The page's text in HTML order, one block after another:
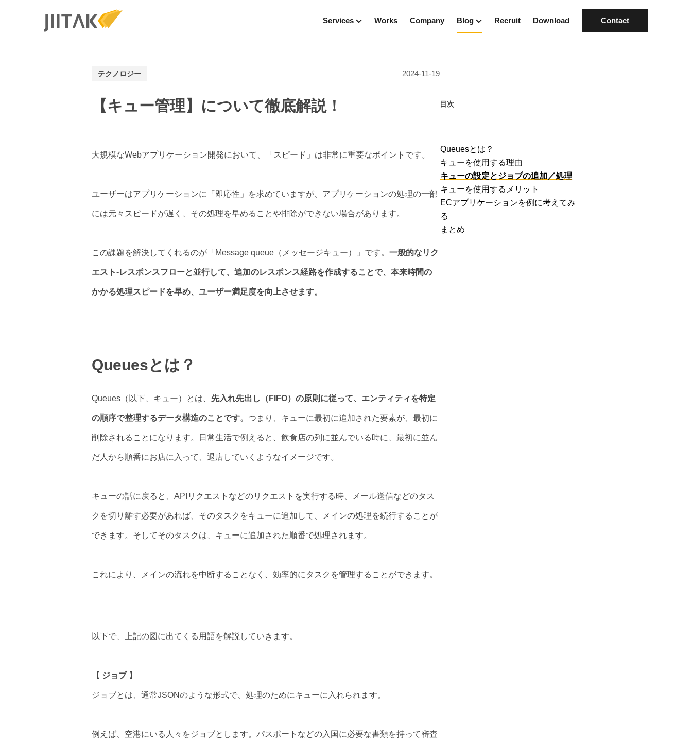
Services
PMF／グロース支援
Branch導入支援
Flutter開発
Works Company Blog
ビジネス／カルチャー
Recruit Download Contact
テクノロジー 2024-11-19
【キュー管理】について徹底解説！
大規模なWebアプリケーション開発において、「スピード」は非常に重要なポイントです。
ユーザーはアプリケーションに「即応性」を求めていますが、アプリケーションの処理の一部
には元々スピードが遅く、その処理を早めることや排除ができない場合があります。
この課題を解決してくれるのが「Message queue（メッセージキュー）」です。一般的なリク
エスト-レスポンスフローと並行して、追加のレスポンス経路を作成することで、本来時間の
かかる処理スピードを早め、ユーザー満足度を向上させます。
Queuesとは？
Queues（以下、キュー）とは、 先入れ先出し（FIFO）の原則に従って、エンティティを特定
の順序で整理するデータ構造のことです。つまり、キューに最初に追加された要素が、最初に
削除されることになります。日常生活で例えると、飲食店の列に並んでいる時に、最初に並ん
だ人から順番にお店に入って、退店していくようなイメージです。
キューの話に戻ると、APIリクエストなどのリクエストを実行する時、メール送信などのタス
クを切り離す必要があれば、そのタスクをキューに追加して、メインの処理を続行することが
できます。そしてそのタスクは、キューに追加された順番で処理されます。
これにより、メインの流れを中断することなく、効率的にタスクを管理することができます。
以下で、上記の図に出てくる用語を解説していきます。
【 ジョブ 】
ジョブとは、通常JSONのような形式で、処理のためにキューに入れられます。
例えば、空港にいる人々をジョブとします。パスポートなどの入国に必要な書類を持って審査
目次
Queuesとは？
キューを使用する理由
キューの設定とジョブの追加／処理
キューを使用するメリット
ECアプリケーションを例に考えてみ
る
まとめ